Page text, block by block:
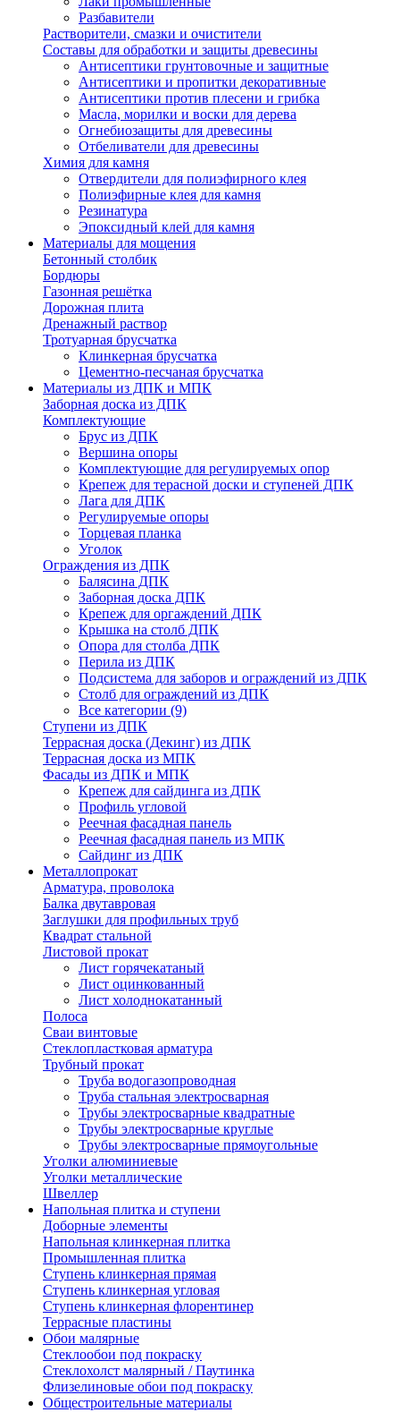
Разбавители
Растворители, смазки и очистители
Составы для обработки и защиты древесины
Антисептики грунтовочные и защитные
Антисептики и пропитки декоративные
Антисептики против плесени и грибка
Масла, морилки и воски для дерева
Огнебиозащиты для древесины
Отбеливатели для древесины
Химия для камня
Отвердители для полиэфирного клея
Полиэфирные клея для камня
Резинатура
Эпоксидный клей для камня
Материалы для мощения
Бетонный столбик
Бордюры
Газонная решётка
Дорожная плита
Дренажный раствор
Тротуарная брусчатка
Клинкерная брусчатка
Цементно-песчаная брусчатка
Материалы из ДПК и МПК
Заборная доска из ДПК
Комплектующие
Брус из ДПК
Вершина опоры
Комплектующие для регулируемых опор
Крепеж для терасной доски и ступеней ДПК
Лага для ДПК
Регулируемые опоры
Торцевая планка
Уголок
Ограждения из ДПК
Балясина ДПК
Заборная доска ДПК
Крепеж для оргаждений ДПК
Крышка на столб ДПК
Опора для столба ДПК
Перила из ДПК
Подсистема для заборов и ограждений из ДПК
Столб для ограждений из ДПК
Все категории (9)
Ступени из ДПК
Террасная доска (Декинг) из ДПК
Террасная доска из МПК
Фасады из ДПК и МПК
Крепеж для сайдинга из ДПК
Профиль угловой
Реечная фасадная панель
Реечная фасадная панель из МПК
Сайдинг из ДПК
Металлопрокат
Арматура, проволока
Балка двутавровая
Заглушки для профильных труб
Квадрат стальной
Листовой прокат
Лист горячекатаный
Лист оцинкованный
Лист холоднокатанный
Полоса
Сваи винтовые
Стеклопластковая арматура
Трубный прокат
Труба водогазопроводная
Труба стальная электросварная
Трубы электросварные квадратные
Трубы электросварные круглые
Трубы электросварные прямоугольные
Уголки алюминиевые
Уголки металлические
Швеллер
Напольная плитка и ступени
Доборные элементы
Напольная клинкерная плитка
Промышленная плитка
Ступень клинкерная прямая
Ступень клинкерная угловая
Ступень клинкерная флорентинер
Террасные пластины
Обои малярные
Стеклообои под покраску
Стеклохолст малярный / Паутинка
Флизелиновые обои под покраску
Общестроительные материалы